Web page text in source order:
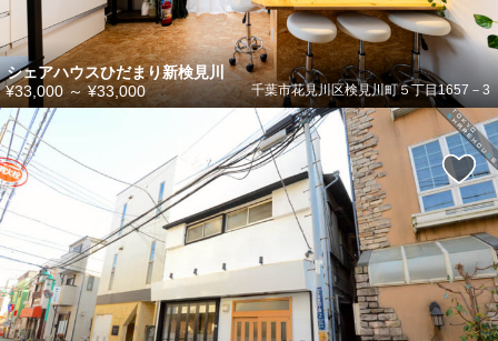
シェアハウスひだまり新検見川
千葉市花見川区検見川町５丁目1657－3
¥33,000～¥33,000